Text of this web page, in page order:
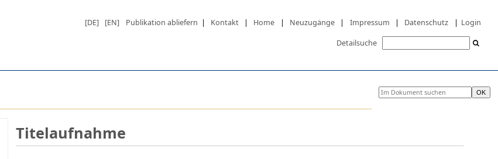
[DE] [EN] Publikation abliefern | Kontakt | Home | Neuzugänge | Impressum | Datenschutz | Login
Detailsuche
Titelaufnahme